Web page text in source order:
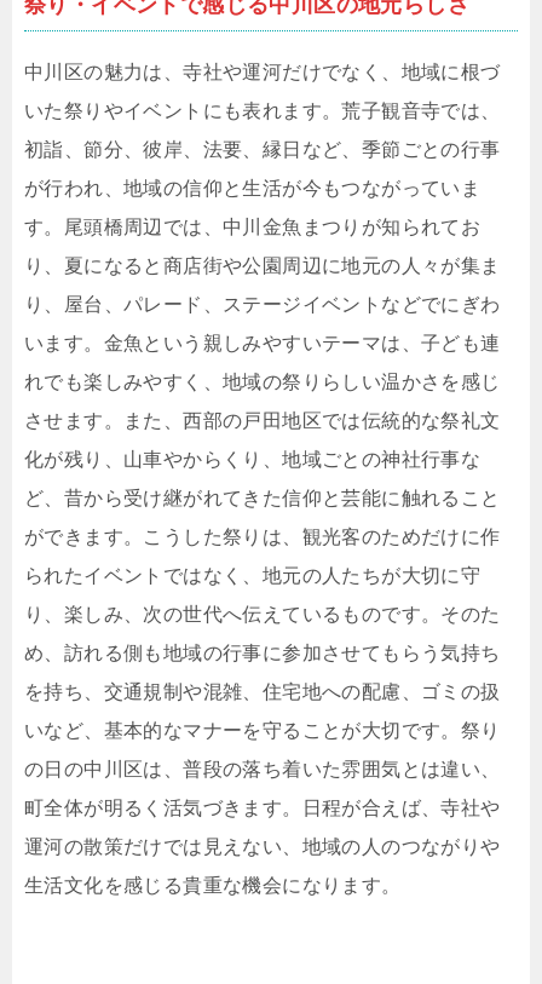
祭り・イベントで感じる中川区の地元らしさ
中川区の魅力は、寺社や運河だけでなく、地域に根づ
いた祭りやイベントにも表れます。荒子観音寺では、
初詣、節分、彼岸、法要、縁日など、季節ごとの行事
が行われ、地域の信仰と生活が今もつながっていま
す。尾頭橋周辺では、中川金魚まつりが知られてお
り、夏になると商店街や公園周辺に地元の人々が集ま
り、屋台、パレード、ステージイベントなどでにぎわ
います。金魚という親しみやすいテーマは、子ども連
れでも楽しみやすく、地域の祭りらしい温かさを感じ
させます。また、西部の戸田地区では伝統的な祭礼文
化が残り、山車やからくり、地域ごとの神社行事な
ど、昔から受け継がれてきた信仰と芸能に触れること
ができます。こうした祭りは、観光客のためだけに作
られたイベントではなく、地元の人たちが大切に守
り、楽しみ、次の世代へ伝えているものです。そのた
め、訪れる側も地域の行事に参加させてもらう気持ち
を持ち、交通規制や混雑、住宅地への配慮、ゴミの扱
いなど、基本的なマナーを守ることが大切です。祭り
の日の中川区は、普段の落ち着いた雰囲気とは違い、
町全体が明るく活気づきます。日程が合えば、寺社や
運河の散策だけでは見えない、地域の人のつながりや
生活文化を感じる貴重な機会になります。